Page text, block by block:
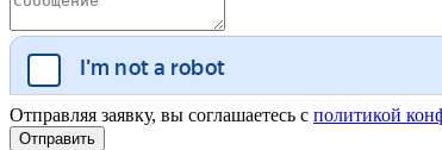
Отправляя заявку, вы соглашаетесь с политикой